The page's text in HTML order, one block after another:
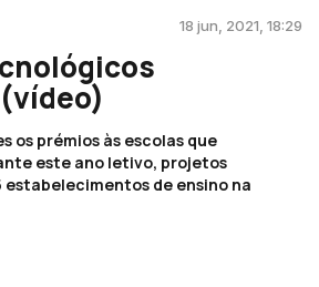
18 jun, 2021, 18:29
os prémios às escolas que
este ano letivo, projetos
estabelecimentos de ensino na